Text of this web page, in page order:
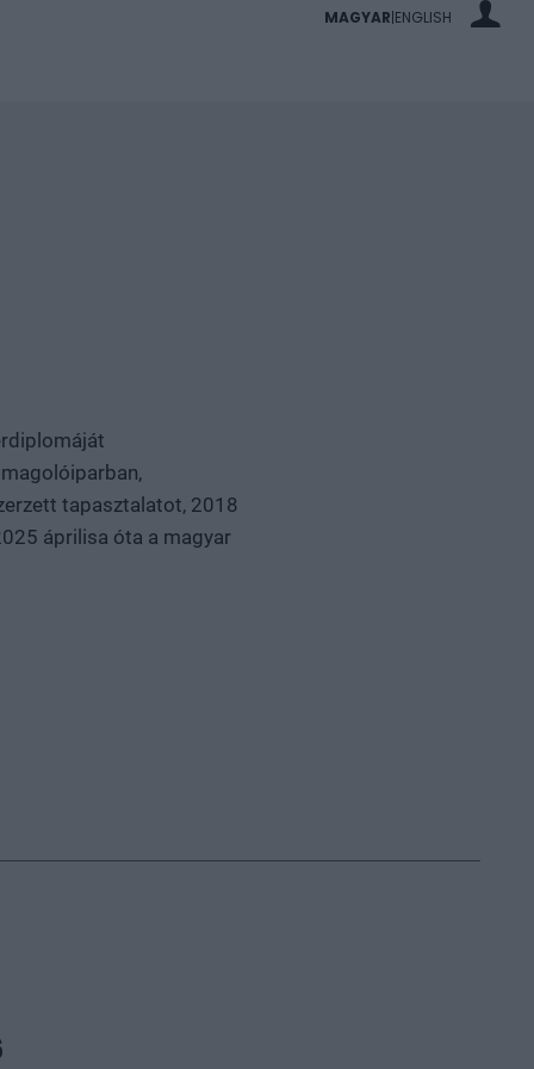
MAGYAR|ENGLISH
tapasztalatot, 2018
áprilisa óta a magyar